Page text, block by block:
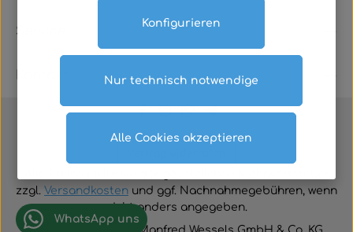
Service
zzgl. Versandkosten und ggf. Nachnahmegebühren, wenn
nicht anders angegeben.
WhatsApp uns
Nur technisch notwendige
Konfigurieren
Alle Cookies akzeptieren